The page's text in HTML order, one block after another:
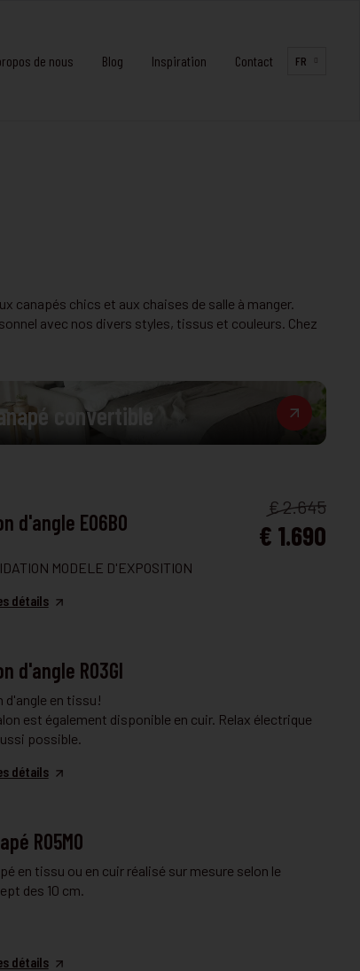
de nous Blog Inspiration Contact FR
canapés chics et aux chaises de salle à manger.
avec nos divers styles, tissus et couleurs. Chez
convertible
d'angle E06BO
€ 2.645
€ 1.690
MODELE D'EXPOSITION
détails
d'angle R03GI
d'angle en tissu!
est également disponible en cuir. Relax électrique
possible.
détails
R05MO
en tissu ou en cuir réalisé sur mesure selon le
des 10 cm.
détails